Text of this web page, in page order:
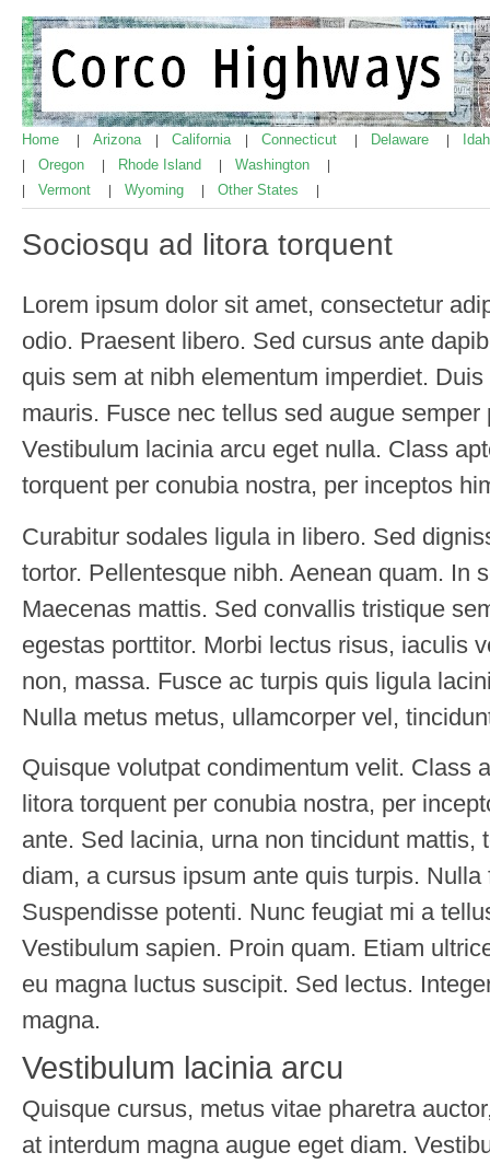
Home Arizona California Connecticut Delaware
Oregon Rhode Island Washington
Vermont Wyoming Other States
Sociosqu ad litora torquent
Lorem ipsum dolor sit amet, consectetur
odio. Praesent libero. Sed cursus ante
quis sem at nibh elementum imperdiet.
mauris. Fusce nec tellus sed augue
Vestibulum lacinia arcu eget nulla. Class
torquent per conubia nostra, per inceptos
Curabitur sodales ligula in libero. Sed
tortor. Pellentesque nibh. Aenean quam. In
Maecenas mattis. Sed convallis tristique
egestas porttitor. Morbi lectus risus, iaculis
non, massa. Fusce ac turpis quis ligula
Nulla metus metus, ullamcorper vel,
Quisque volutpat condimentum velit. Class
litora torquent per conubia nostra, per
ante. Sed lacinia, urna non tincidunt mattis,
diam, a cursus ipsum ante quis turpis.
Suspendisse potenti. Nunc feugiat mi a
Vestibulum sapien. Proin quam. Etiam
eu magna luctus suscipit. Sed lectus.
magna.
Vestibulum lacinia arcu
Quisque cursus, metus vitae pharetra
at interdum magna augue eget diam.